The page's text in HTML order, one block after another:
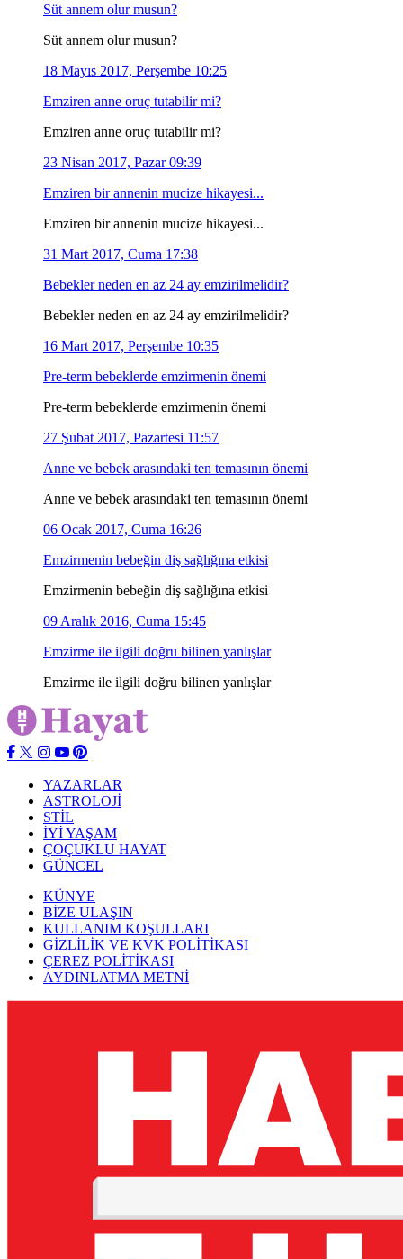
Süt annem olur musun?
Süt annem olur musun?
18 Mayıs 2017, Perşembe 10:25
Emziren anne oruç tutabilir mi?
Emziren anne oruç tutabilir mi?
23 Nisan 2017, Pazar 09:39
Emziren bir annenin mucize hikayesi...
Emziren bir annenin mucize hikayesi...
31 Mart 2017, Cuma 17:38
Bebekler neden en az 24 ay emzirilmelidir?
Bebekler neden en az 24 ay emzirilmelidir?
16 Mart 2017, Perşembe 10:35
Pre-term bebeklerde emzirmenin önemi
Pre-term bebeklerde emzirmenin önemi
27 Şubat 2017, Pazartesi 11:57
Anne ve bebek arasındaki ten temasının önemi
Anne ve bebek arasındaki ten temasının önemi
06 Ocak 2017, Cuma 16:26
Emzirmenin bebeğin diş sağlığına etkisi
Emzirmenin bebeğin diş sağlığına etkisi
09 Aralık 2016, Cuma 15:45
Emzirme ile ilgili doğru bilinen yanlışlar
Emzirme ile ilgili doğru bilinen yanlışlar
YAZARLAR
ASTROLOJİ
STİL
İYİ YAŞAM
ÇOÇUKLU HAYAT
GÜNCEL
KÜNYE
BİZE ULAŞIN
KULLANIM KOŞULLARI
GİZLİLİK VE KVK POLİTİKASI
ÇEREZ POLİTİKASI
AYDINLATMA METNİ